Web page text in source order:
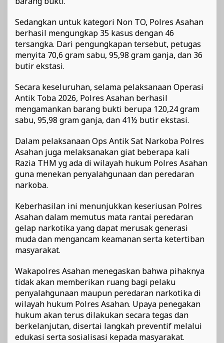
Sedangkan untuk kategori Non TO, Polres Asahan
berhasil mengungkap 35 kasus dengan 46
tersangka. Dari pengungkapan tersebut, petugas
menyita 70,6 gram sabu, 95,98 gram ganja, dan 36
butir ekstasi.
Secara keseluruhan, selama pelaksanaan Operasi
Antik Toba 2026, Polres Asahan berhasil
mengamankan barang bukti berupa 120,24 gram
sabu, 95,98 gram ganja, dan 41½ butir ekstasi.
Dalam pelaksanaan Ops Antik Sat Narkoba Polres
Asahan juga melaksanakan giat beberapa kali
Razia THM yg ada di wilayah hukum Polres Asahan
guna menekan penyalahgunaan dan peredaran
narkoba.
Keberhasilan ini menunjukkan keseriusan Polres
Asahan dalam memutus mata rantai peredaran
gelap narkotika yang dapat merusak generasi
muda dan mengancam keamanan serta ketertiban
masyarakat.
Wakapolres Asahan menegaskan bahwa pihaknya
tidak akan memberikan ruang bagi pelaku
penyalahgunaan maupun peredaran narkotika di
wilayah hukum Polres Asahan. Upaya penegakan
hukum akan terus dilakukan secara tegas dan
berkelanjutan, disertai langkah preventif melalui
edukasi serta sosialisasi kepada masyarakat.